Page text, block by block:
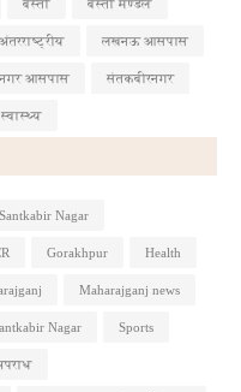
बस्ती बस्ती मण्डल
लखनऊ आसपास
आसपास संतकबीरनगर
स्वास्थ्य
Nagar
Gorakhpur Health
Maharajganj news
Nagar Sports